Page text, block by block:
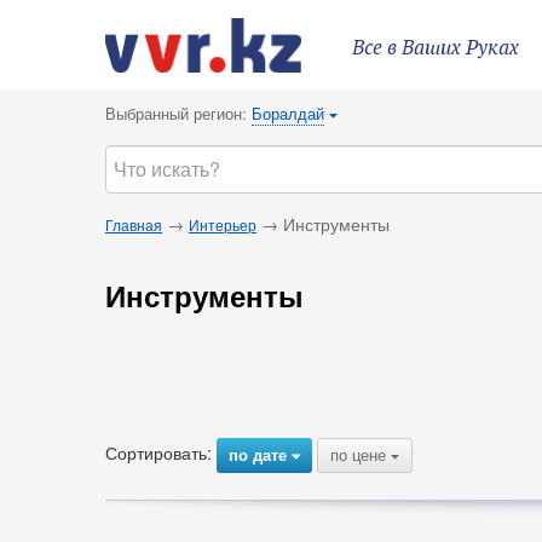
Все в Ваших Руках
Выбранный регион: Боралдай {
Главная → Интерьер → Инструменты
Инструменты
Сортировать: по дате{ по цене {